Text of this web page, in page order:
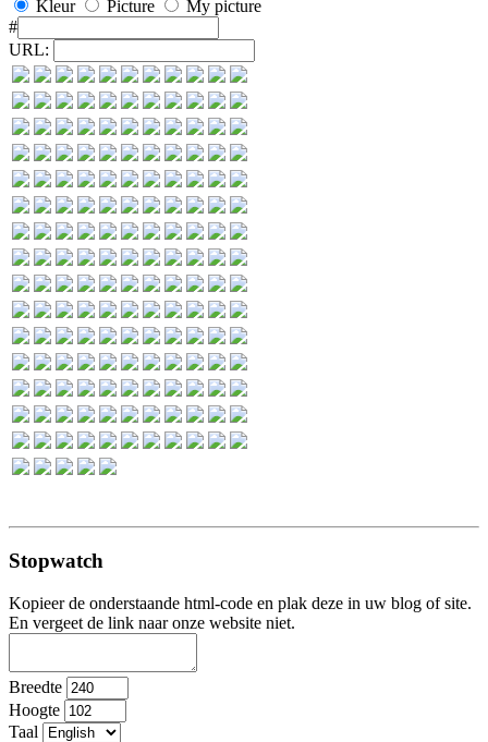
Kleur
Picture
My picture
#
URL:
Stopwatch
Kopieer de onderstaande html-code en plak deze in uw blog of site.
En vergeet de link naar onze website niet.
Breedte
Hoogte
Taal